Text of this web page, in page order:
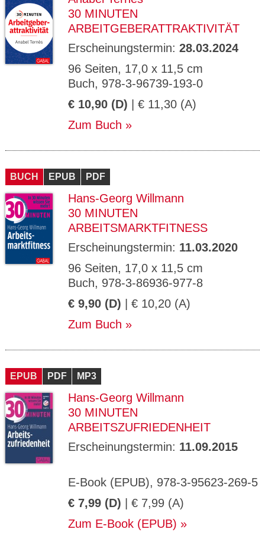
30 MINUTEN
ARBEITGEBERATTRAKTIVITÄT
Erscheinungstermin: 28.03.2024
96 Seiten, 17,0 x 11,5 cm
Buch, 978-3-96739-193-0
€ 10,90 (D) | € 11,30 (A)
Zum Buch
BUCH EPUB PDF
Hans-Georg Willmann
30 MINUTEN
ARBEITSMARKTFITNESS
Erscheinungstermin: 11.03.2020
96 Seiten, 17,0 x 11,5 cm
Buch, 978-3-86936-977-8
€ 9,90 (D) | € 10,20 (A)
Zum Buch
EPUB PDF MP3
Hans-Georg Willmann
30 MINUTEN
ARBEITSZUFRIEDENHEIT
Erscheinungstermin: 11.09.2015
E-Book (EPUB), 978-3-95623-269-5
€ 7,99 (D) | € 7,99 (A)
Zum E-Book (EPUB)